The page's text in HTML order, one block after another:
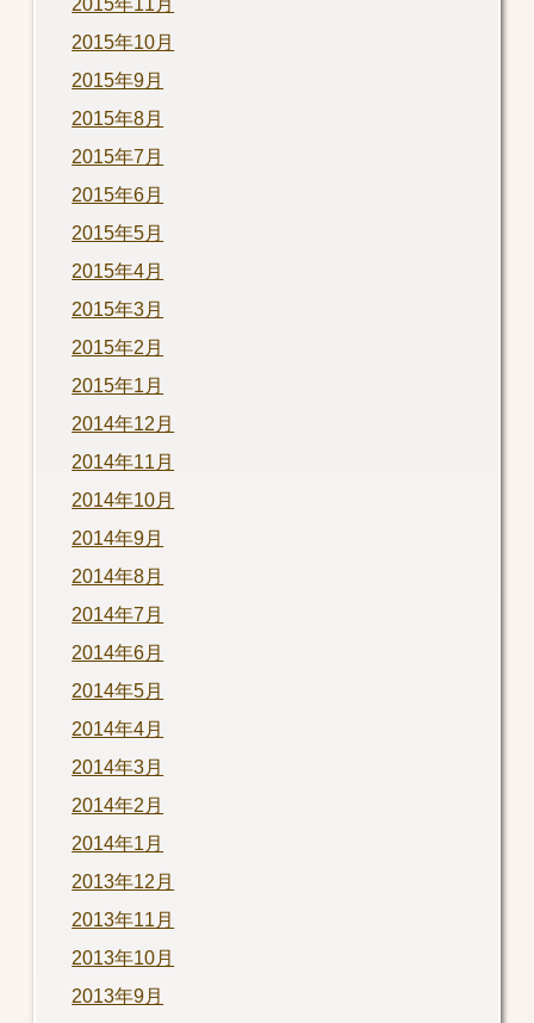
2015年11月
2015年10月
2015年9月
2015年8月
2015年7月
2015年6月
2015年5月
2015年4月
2015年3月
2015年2月
2015年1月
2014年12月
2014年11月
2014年10月
2014年9月
2014年8月
2014年7月
2014年6月
2014年5月
2014年4月
2014年3月
2014年2月
2014年1月
2013年12月
2013年11月
2013年10月
2013年9月